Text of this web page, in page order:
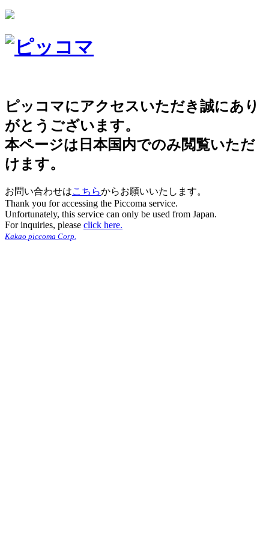
ピッコマにアクセスいただき誠にあり
がとうございます。
本ページは日本国内でのみ閲覧いただ
けます。
お問い合わせはこちらからお願いいたします。
Thank you for accessing the Piccoma service.
Unfortunately, this service can only be used from Japan.
For inquiries, please click here.
Kakao piccoma Corp.